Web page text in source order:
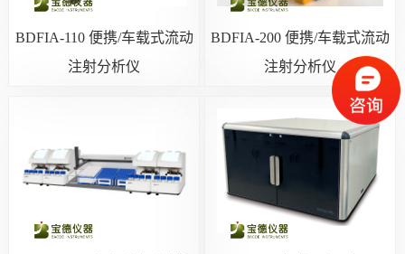
BDFIA-110 便携/车载式流动
注射分析仪
BDFIA-200 便携/车载式流动
注射分析仪